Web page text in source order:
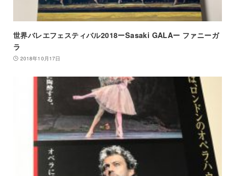
世界バレエフェスティバル2018ーSasaki GALAー ファニーガ
ラ
2018年10月17日